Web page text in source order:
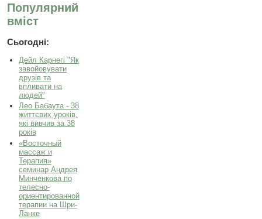
Популярний
вміст
Сьогодні:
Дейл Карнегі "Як
завойовувати
друзів та
впливати на
людей"
Лео Бабаута - 38
життєвих уроків,
які вивчив за 38
років
«Восточный
массаж и
Терапия»
семинар Андрея
Минченкова по
телесно-
ориентированной
терапии на Шри-
Ланке